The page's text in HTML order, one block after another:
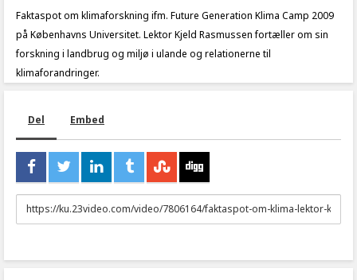
Faktaspot om klimaforskning ifm. Future Generation Klima Camp 2009
på Københavns Universitet. Lektor Kjeld Rasmussen fortæller om sin
forskning i landbrug og miljø i ulande og relationerne til
klimaforandringer.
Del Embed
URL
to